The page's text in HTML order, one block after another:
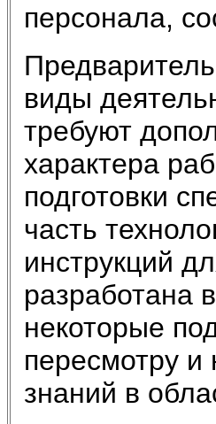
персонала,
виды
требуют
характера
подготовки
часть
инструкций
разработана
некоторые
пересмотру
знаний в